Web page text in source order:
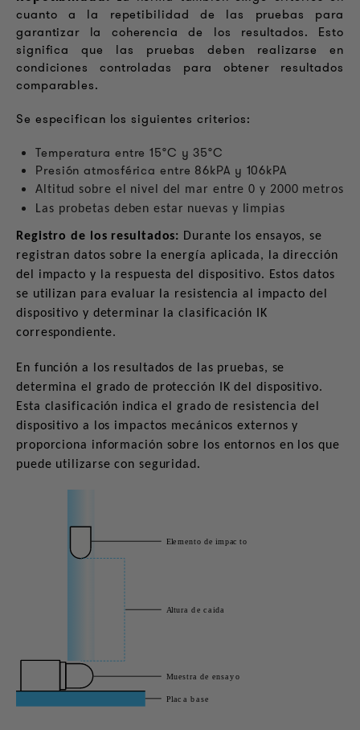
cuanto a la repetibilidad de las pruebas para
garantizar la coherencia de los resultados. Esto
significa que las pruebas deben realizarse en
condiciones controladas para obtener resultados
comparables.
Se especifican los siguientes criterios:
Temperatura entre 15°C y 35°C
Presión atmosférica entre 86kPA y 106kPA
Altitud sobre el nivel del mar entre 0 y 2000 metros
Las probetas deben estar nuevas y limpias
Registro de los resultados: Durante los ensayos, se
registran datos sobre la energía aplicada, la dirección
del impacto y la respuesta del dispositivo. Estos datos
se utilizan para evaluar la resistencia al impacto del
dispositivo y determinar la clasificación IK
correspondiente.
En función a los resultados de las pruebas, se
determina el grado de protección IK del dispositivo.
Esta clasificación indica el grado de resistencia del
dispositivo a los impactos mecánicos externos y
proporciona información sobre los entornos en los que
puede utilizarse con seguridad .